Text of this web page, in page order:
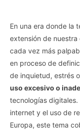
En una era donde la
extensión de
cada vez más
en proceso de
de inquietud, estrés
uso excesivo o
tecnologías
internet y el uso de
Europa, este tema